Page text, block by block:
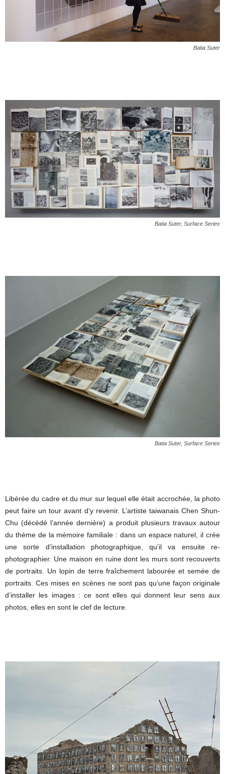
Batia Suter
Batia Suter, Surface Series
Batia Suter, Surface Series
Libérée du cadre et du mur sur lequel elle était accrochée, la photo
peut faire un tour avant d’y revenir. L’artiste taiwanais Chen Shun-
Chu (décédé l’année dernière) a produit plusieurs travaux autour
du thème de la mémoire familiale : dans un espace naturel, il crée
une sorte d’installation photographique, qu’il va ensuite re-
photographier. Une maison en ruine dont les murs sont recouverts
de portraits. Un lopin de terre fraîchement labourée et semée de
portraits. Ces mises en scènes ne sont pas qu’une façon originale
d’installer les images : ce sont elles qui donnent leur sens aux
photos, elles en sont le clef de lecture.